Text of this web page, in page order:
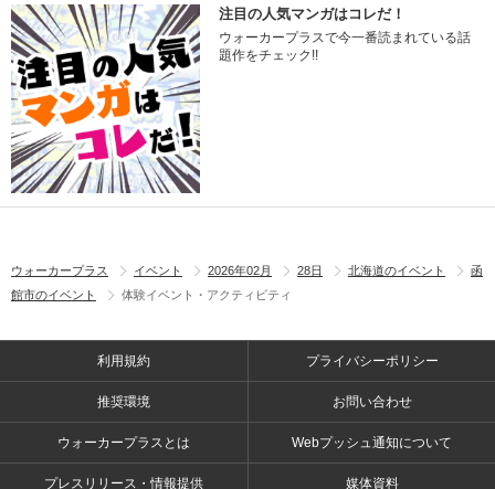
注目の人気マンガはコレだ！
ウォーカープラスで今一番読まれている話
題作をチェック!!
ウォーカープラス イベント 2026年02月 28日 北海道のイベント
函
館市のイベント
体験イベント・アクティビティ
利用規約 プライバシーポリシー
推奨環境 お問い合わせ
ウォーカープラスとは Webプッシュ通知について
プレスリリース・情報提供 媒体資料